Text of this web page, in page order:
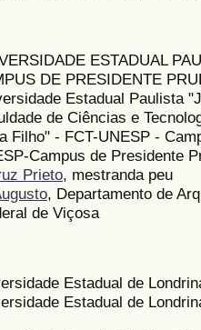
ESTADUAL
DE PRESIDENTE
Estadual Paulista
de Ciências e
Filho" - FCT-UNESP -
Campus de Presidente
Prieto, mestranda peu
, Departamento de
de Viçosa
Estadual de
Estadual de